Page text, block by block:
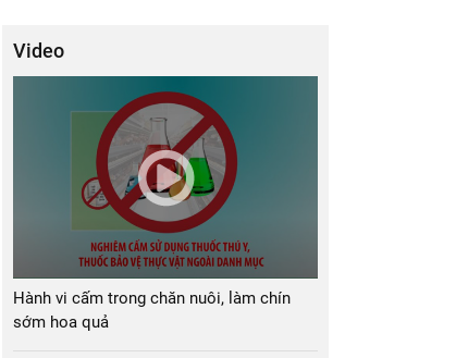
Video
Hành vi cấm trong chăn nuôi, làm chín
sớm hoa quả